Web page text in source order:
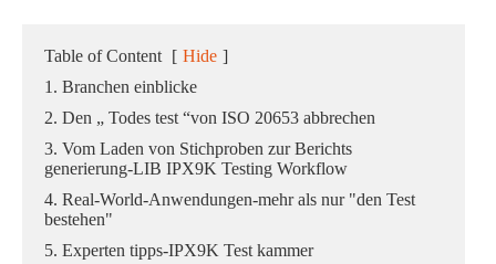
Table of Content [ Hide ]
1. Branchen einblicke
2. Den „ Todes test “von ISO 20653 abbrechen
3. Vom Laden von Stichproben zur Berichts
generierung-LIB IPX9K Testing Workflow
4. Real-World-Anwendungen-mehr als nur "den Test
bestehen"
5. Experten tipps-IPX9K Test kammer